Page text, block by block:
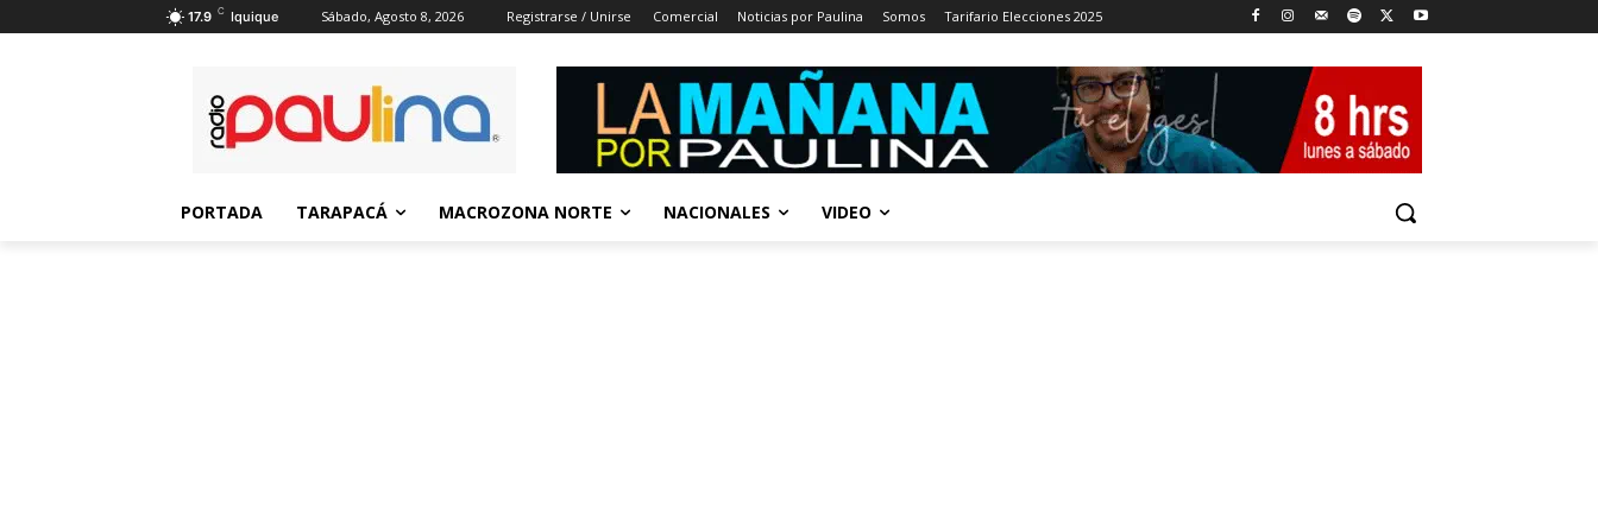
17.9 C Iquique Sábado, Agosto 8, 2026 Registrarse / Unirse Comercial Noticias por Paulina Somos Tarifario Elecciones 2025
PORTADA TARAPACÁ MACROZONA NORTE NACIONALES VIDEO